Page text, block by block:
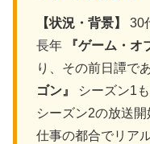
【状況・背景】
30
長年
『ゲーム・オ
り、その前日譚で
ゴン』
シーズン1
シーズン2の放送開
仕事の都合でリア